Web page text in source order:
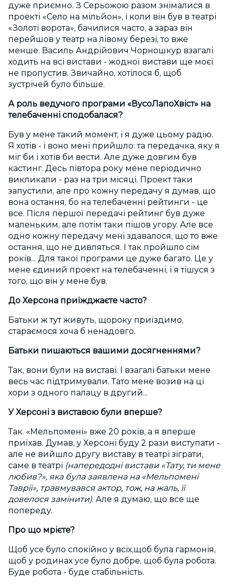
дуже приємно. З Серьожою разом знімалися в
проекті «Село на мільйон», і коли він був в театрі
«Золоті ворота», бачилися часто, а зараз він
перейшов у театр на лівому березі, то вже
менше. Василь Андрійович Чорношкур взагалі
ходить на всі вистави - жодної вистави ще моєї
не пропустив. Звичайно, хотілося б, щоб
зустрічей було більше.
А роль ведучого програми «ВусоЛапоХвіст» на
телебаченні сподобалася?
Був у мене такий момент, і я дуже цьому радію.
Я хотів - і воно мені прийшло: та передачка, яку я
міг би і хотів би вести. Але дуже довгим був
кастинг. Десь півтора року мене періодично
викликали - раз на три місяці. Проект таки
запустили, але про кожну передачу я думав, що
вона остання, бо на телебаченні рейтинги - це
все. Після першої передачі рейтинг був дуже
маленьким, але потім таки пішов угору. Але все
одно кожну передачу мені здавалося, що то вже
остання, що не дивляться. І так пройшло сім
років... Для такої програми це дуже багато. Це у
мене єдиний проект на телебаченні, і я тішуся з
того, що він у мене був.
До Херсона приїжджаєте часто?
Батьки ж тут живуть, щороку приїздимо,
стараємося хоча б ненадовго.
Батьки пишаються вашими досягненнями?
Так, вони були на виставі. І взагалі батьки мене
весь час підтримували. Тато мене возив на ці
хори з одного палацу в другий...
У Херсоні з виставою були вперше?
Так. «Мельпомені» вже 20 років, а я вперше
приїхав. Думав, у Херсоні буду 2 рази виступати -
але не вийшло другу виставу в театрі зіграти,
саме в театрі (напередодні вистави «Тату, ти мене
любив?», яка була заявлена на «Мельпомені
Таврії», травмувався актор, тож, на жаль, її
довелося замінити). Але я думаю, що все ще
попереду.
Про що мрієте?
Щоб усе було спокійно у всіх,щоб була гармонія,
щоб у родинах усе було добре, щоб була робота.
Буде робота - буде стабільність.